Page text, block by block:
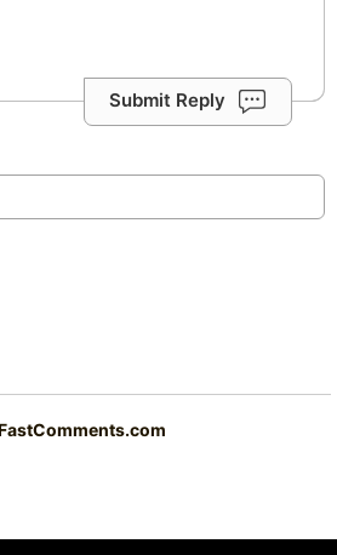
Submit Reply